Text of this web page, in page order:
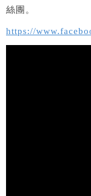
絲團。
https://